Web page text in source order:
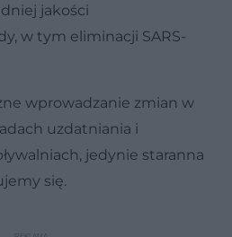
jakości
w tym eliminacji SARS-
wprowadzanie zmian w
uzdatniania i
jedynie staranna
się.